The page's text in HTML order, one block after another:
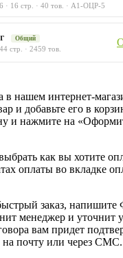
· 16 стр. · 40 тов. · А1-ОЦР-5
Общий
стр. · 2459 тов.
в нашем интернет-
и добавьте его в
и нажмите на
как вы хотите
оплаты во вкладке
заказ,
менеджер и уточнит
вам придет
на почту или через СМС.